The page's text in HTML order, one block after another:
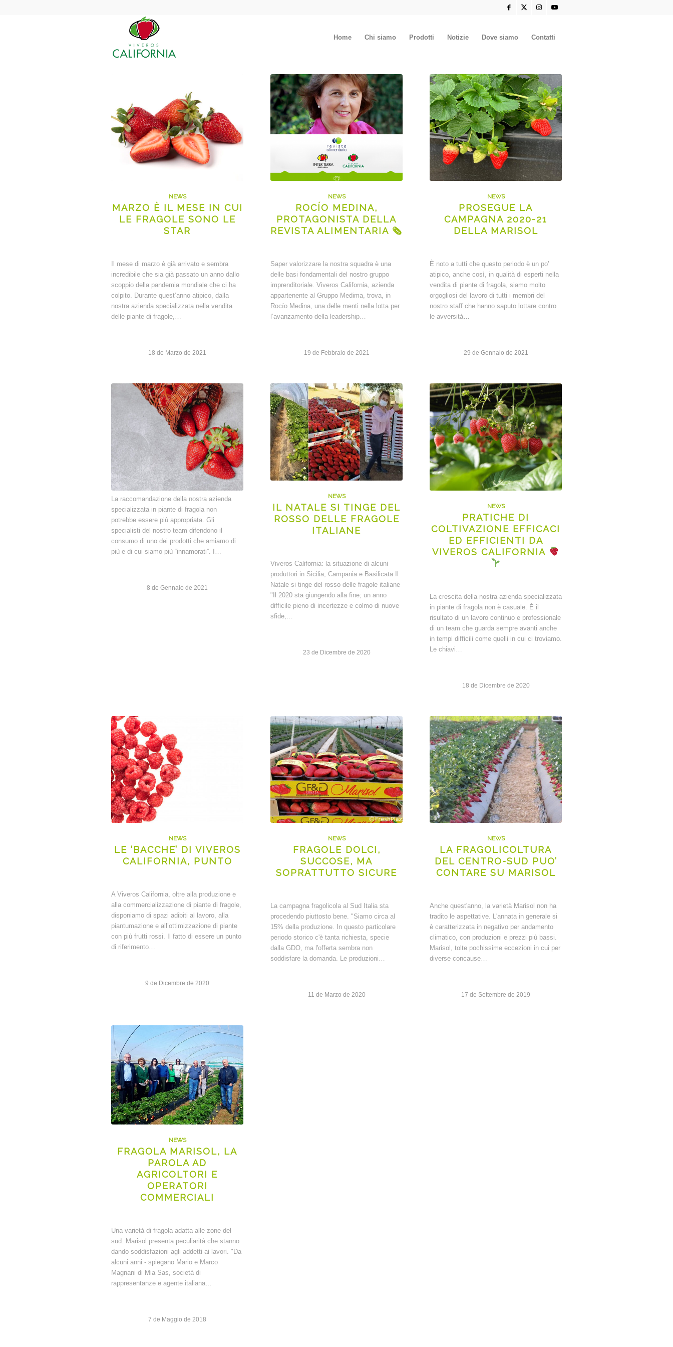
Home Chi siamo Prodotti Notizie Dove siamo Contatti
NEWS
MARZO È IL MESE IN CUI
LE FRAGOLE SONO LE
STAR
Il mese di marzo è già arrivato e sembra
incredibile che sia già passato un anno dallo
scoppio della pandemia mondiale che ci ha
colpito. Durante quest’anno atipico, dalla
nostra azienda specializzata nella vendita
delle piante di fragole,…
18 de Marzo de 2021
NEWS
ROCÍO MEDINA,
PROTAGONISTA DELLA
REVISTA ALIMENTARIA 🗞
Saper valorizzare la nostra squadra è una
delle basi fondamentali del nostro gruppo
imprenditoriale. Viveros California, azienda
appartenente al Gruppo Medima, trova, in
Rocío Medina, una delle menti nella lotta per
l’avanzamento della leadership…
19 de Febbraio de 2021
NEWS
PROSEGUE LA
CAMPAGNA 2020-21
DELLA MARISOL
È noto a tutti che questo periodo è un po’
atipico, anche così, in qualità di esperti nella
vendita di piante di fragola, siamo molto
orgogliosi del lavoro di tutti i membri del
nostro staff che hanno saputo lottare contro
le avversità…
29 de Gennaio de 2021
La raccomandazione della nostra azienda
specializzata in piante di fragola non
potrebbe essere più appropriata. Gli
specialisti del nostro team difendono il
consumo di uno dei prodotti che amiamo di
più e di cui siamo più “innamorati”. I…
8 de Gennaio de 2021
NEWS
IL NATALE SI TINGE DEL
ROSSO DELLE FRAGOLE
ITALIANE
Viveros California: la situazione di alcuni
produttori in Sicilia, Campania e Basilicata Il
Natale si tinge del rosso delle fragole italiane
"Il 2020 sta giungendo alla fine; un anno
difficile pieno di incertezze e colmo di nuove
sfide,…
23 de Dicembre de 2020
NEWS
PRATICHE DI
COLTIVAZIONE EFFICACI
ED EFFICIENTI DA
VIVEROS CALIFORNIA
La crescita della nostra azienda specializzata
in piante di fragola non è casuale. È il
risultato di un lavoro continuo e professionale
di un team che guarda sempre avanti anche
in tempi difficili come quelli in cui ci troviamo.
Le chiavi…
18 de Dicembre de 2020
NEWS
LE ‘BACCHE’ DI VIVEROS
CALIFORNIA, PUNTO
A Viveros California, oltre alla produzione e
alla commercializzazione di piante di fragole,
disponiamo di spazi adibiti al lavoro, alla
piantumazione e all’ottimizzazione di piante
con più frutti rossi. Il fatto di essere un punto
di riferimento…
9 de Dicembre de 2020
NEWS
FRAGOLE DOLCI,
SUCCOSE, MA
SOPRATTUTTO SICURE
La campagna fragolicola al Sud Italia sta
procedendo piuttosto bene. "Siamo circa al
15% della produzione. In questo particolare
periodo storico c'è tanta richiesta, specie
dalla GDO, ma l'offerta sembra non
soddisfare la domanda. Le produzioni…
11 de Marzo de 2020
NEWS
LA FRAGOLICOLTURA
DEL CENTRO-SUD PUO’
CONTARE SU MARISOL
Anche quest'anno, la varietà Marisol non ha
tradito le aspettative. L'annata in generale si
è caratterizzata in negativo per andamento
climatico, con produzioni e prezzi più bassi.
Marisol, tolte pochissime eccezioni in cui per
diverse concause…
17 de Settembre de 2019
NEWS
FRAGOLA MARISOL, LA
PAROLA AD
AGRICOLTORI E
OPERATORI
COMMERCIALI
Una varietà di fragola adatta alle zone del
sud: Marisol presenta peculiarità che stanno
dando soddisfazioni agli addetti ai lavori. "Da
alcuni anni - spiegano Mario e Marco
Magnani di Mia Sas, società di
rappresentanze e agente italiana…
7 de Maggio de 2018